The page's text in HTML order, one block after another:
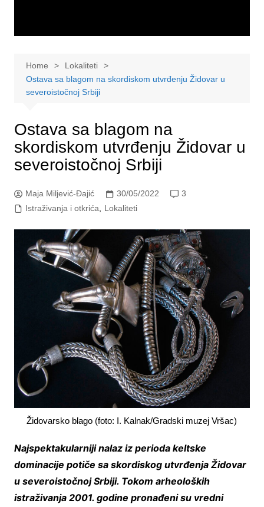
Home
Lokaliteti
Ostava sa blagom na skordiskom utvrđenju Židovar u
severoistočnoj Srbiji
Ostava sa blagom na
skordiskom utvrđenju Židovar u
severoistočnoj Srbiji
Maja Miljević-Đajić 30/05/2022
3
Istraživanja i otkrića, Lokaliteti
Židovarsko blago (foto: I. Kalnak/Gradski muzej Vršac)
Najspektakularniji nalaz iz perioda keltske
dominacije potiče sa skordiskog utvrđenja Židovar
u severoistočnoj Srbiji. Tokom arheoloških
istraživanja 2001. godine pronađeni su vredni